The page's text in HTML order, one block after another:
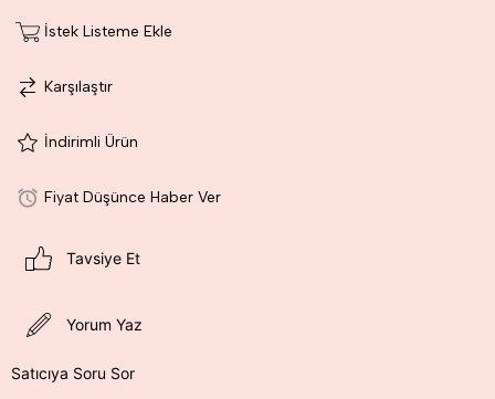
İstek Listeme Ekle
Karşılaştır
İndirimli Ürün
Fiyat Düşünce Haber Ver
Tavsiye Et
Yorum Yaz
Satıcıya Soru Sor